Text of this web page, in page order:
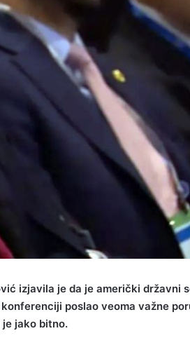
izjavila je da je američki državni
poslao veoma važne
je jako bitno.